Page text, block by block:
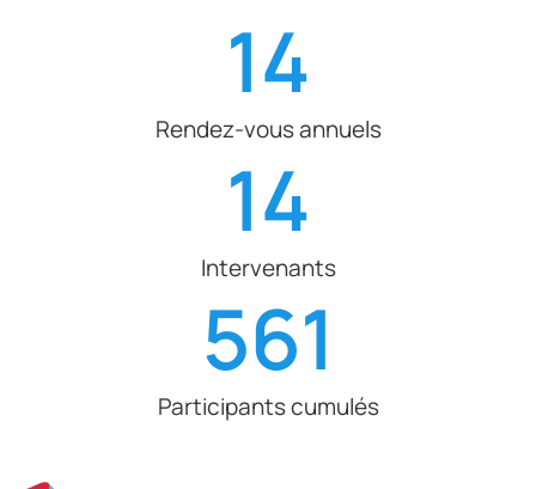
Rendez-vous annuels
14
Intervenants
14
Participants cumulés
561